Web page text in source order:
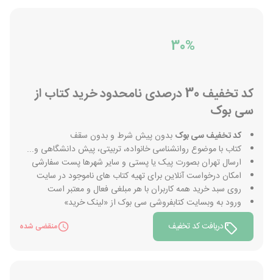
30%
کد تخفیف 30 درصدی نامحدود خرید کتاب از
سی بوک
کد تخفیف سی بوک بدون پیش شرط و بدون سقف
کتاب با موضوع روانشناسی خانواده، تربیتی، پیش دانشگاهی و...
ارسال تهران بصورت پیک یا پستی و سایر شهرها پست سفارشی
امکان درخواست آنلاین برای تهیه کتاب های ناموجود در سایت
روی سبد خرید همه کاربران با هر مبلغی فعال و معتبر است
ورود به وبسایت کتابفروشی سی بوک از «لینک خرید»
دریافت کد تخفیف
منقضی شده